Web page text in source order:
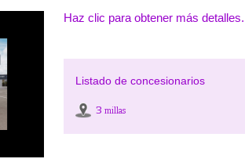
Haz clic para obtener más detalles.
Listado de concesionarios
3millas